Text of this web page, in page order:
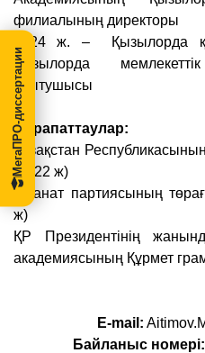
филиалының директоры
2024 ж. – Қызылорда
Қызылорда
оқытушысы
Марапаттаулар:
Қазақстан
(2022 ж)
Аманат партиясының
ж)
ҚР Президентінің
академиясының Құрмет
E-mail:
Байланыс номері:
МегаПРО-диссертации